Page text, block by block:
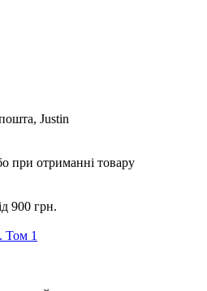
Justin
при отриманні товару
900 грн.
Том 1